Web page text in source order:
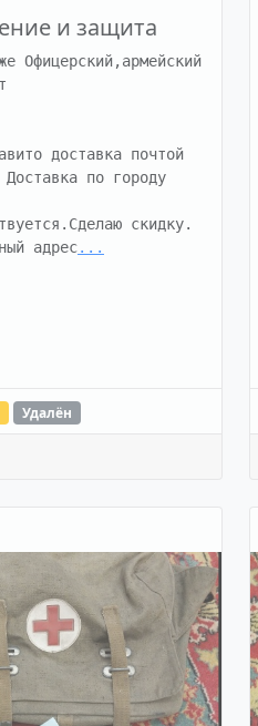
и защита
Офицерский,армейский
доставка почтой
по городу
скидку.
адрес...
Удалён